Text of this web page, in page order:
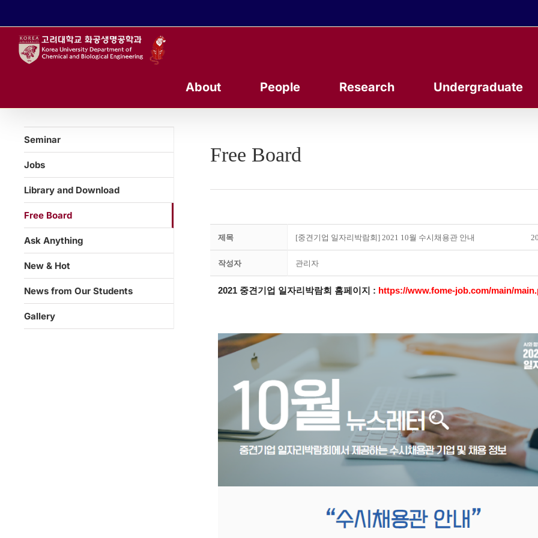
About People Research Undergraduate
Free Board
제목 [중견기업 일자리박람회] 2021 10월 수시채용관 안내
작성자 관리자
2021 중견기업 일자리박람회 홈페이지 : https://www.fome-job.com/main/
Seminar
Jobs
Library and Download
Free Board
Ask Anything
New & Hot
News from Our Students
Gallery